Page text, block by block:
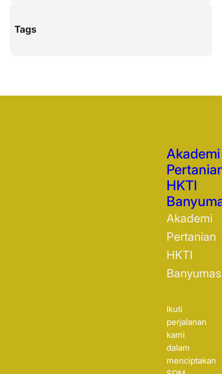
Tags
Akademi
HKTI
Akademi
Pertanian
HKTI
Banyumas
Ikuti
perjalanan
kami
dalam
menciptakan